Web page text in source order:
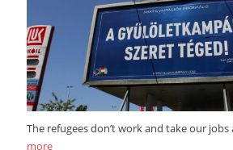
The refugees don’t work and take our
more